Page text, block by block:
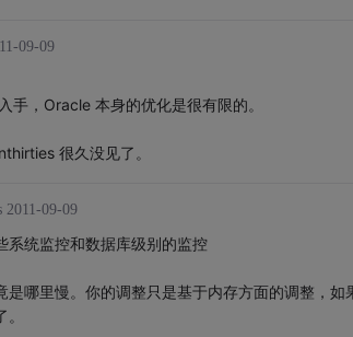
09-09
手，Oracle 本身的优化是很有限的。
很久没见了。
2011-09-09
系统监控和数据库级别的监控
是哪里慢。你的调整只是基于内存方面的调整，